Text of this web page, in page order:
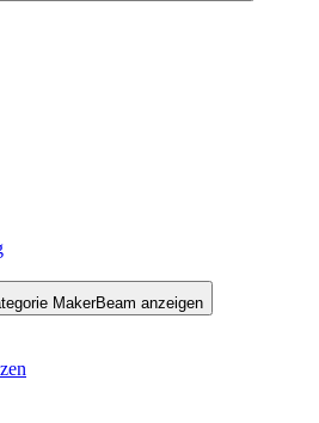
MakerBeam anzeigen